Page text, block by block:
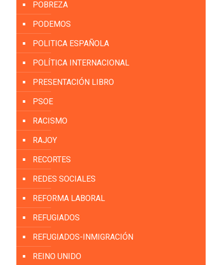
POBREZA
PODEMOS
POLITICA ESPAÑOLA
POLÍTICA INTERNACIONAL
PRESENTACIÓN LIBRO
PSOE
RACISMO
RAJOY
RECORTES
REDES SOCIALES
REFORMA LABORAL
REFUGIADOS
REFUGIADOS-INMIGRACIÓN
REINO UNIDO